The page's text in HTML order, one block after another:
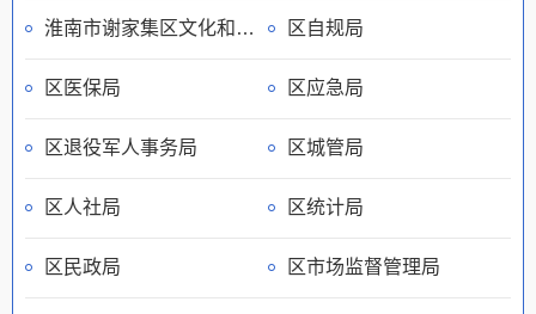
淮南市谢家集区文化和旅游局 区自规局
区医保局 区应急局
区退役军人事务局 区城管局
区人社局 区统计局
区民政局 区市场监督管理局